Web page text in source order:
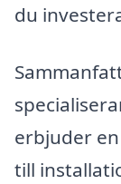
du
erbjuder
till